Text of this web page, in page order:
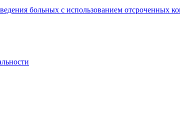
больных с использованием отсроченных